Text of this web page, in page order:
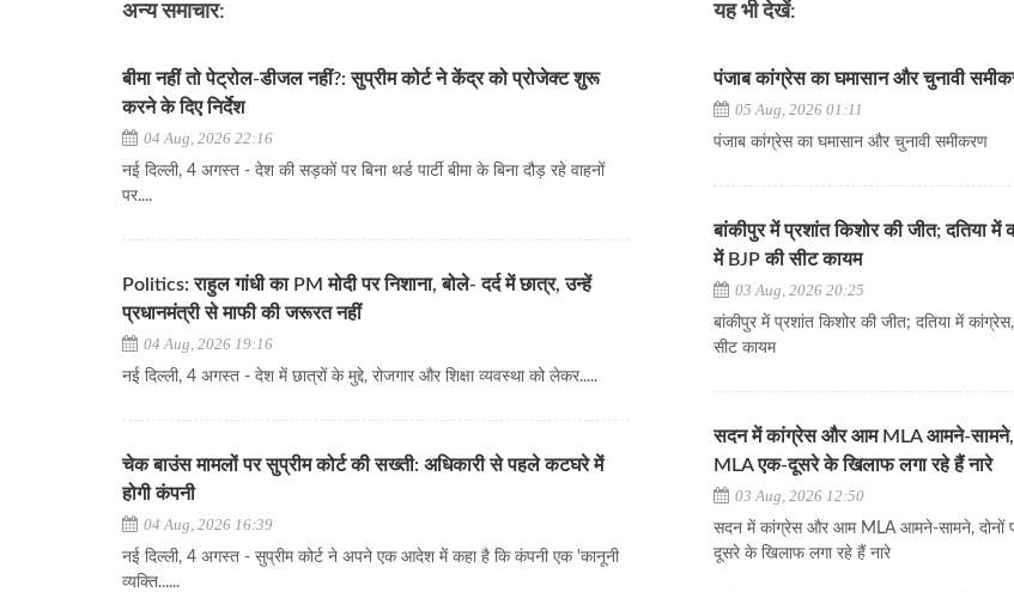
अन्य समाचार:
बीमा नहीं तो पेट्रोल-डीजल नहीं?: सुप्रीम कोर्ट ने केंद्र को प्रोजेक्ट शुरू
करने के दिए निर्देश
04 Aug, 2026 22:16
नई दिल्ली, 4 अगस्त - देश की सड़कों पर बिना थर्ड पार्टी बीमा के बिना दौड़ रहे वाहनों
पर....
Politics: राहुल गांधी का PM मोदी पर निशाना, बोले- दर्द में छात्र, उन्हें
प्रधानमंत्री से माफी की जरूरत नहीं
04 Aug, 2026 19:16
नई दिल्ली, 4 अगस्त - देश में छात्रों के मुद्दे, रोजगार और शिक्षा व्यवस्था को लेकर.....
चेक बाउंस मामलों पर सुप्रीम कोर्ट की सख्ती: अधिकारी से पहले कटघरे में
होगी कंपनी
04 Aug, 2026 16:39
नई दिल्ली, 4 अगस्त - सुप्रीम कोर्ट ने अपने एक आदेश में कहा है कि कंपनी एक 'कानूनी
व्यक्ति......
यह भी देखें:
पंजाब कांग्रेस का घमासान और चुनावी
05 Aug, 2026 01:11
पंजाब कांग्रेस का घमासान और चुनावी समीकरण
बांकीपुर में प्रशांत किशोर की जीत; दतिया
में BJP की सीट कायम
03 Aug, 2026 20:25
बांकीपुर में प्रशांत किशोर की जीत; दतिया में
सीट कायम
सदन में कांग्रेस और आम MLA आमने-सामने,
MLA एक-दूसरे के खिलाफ लगा रहे हैं नारे
03 Aug, 2026 12:50
सदन में कांग्रेस और आम MLA आमने-सामने, दोनों
दूसरे के खिलाफ लगा रहे हैं नारे